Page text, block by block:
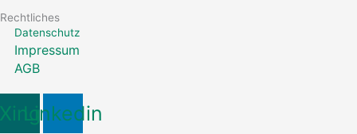
Rechtliches
Datenschutz
Impressum
AGB
XingLinkedin